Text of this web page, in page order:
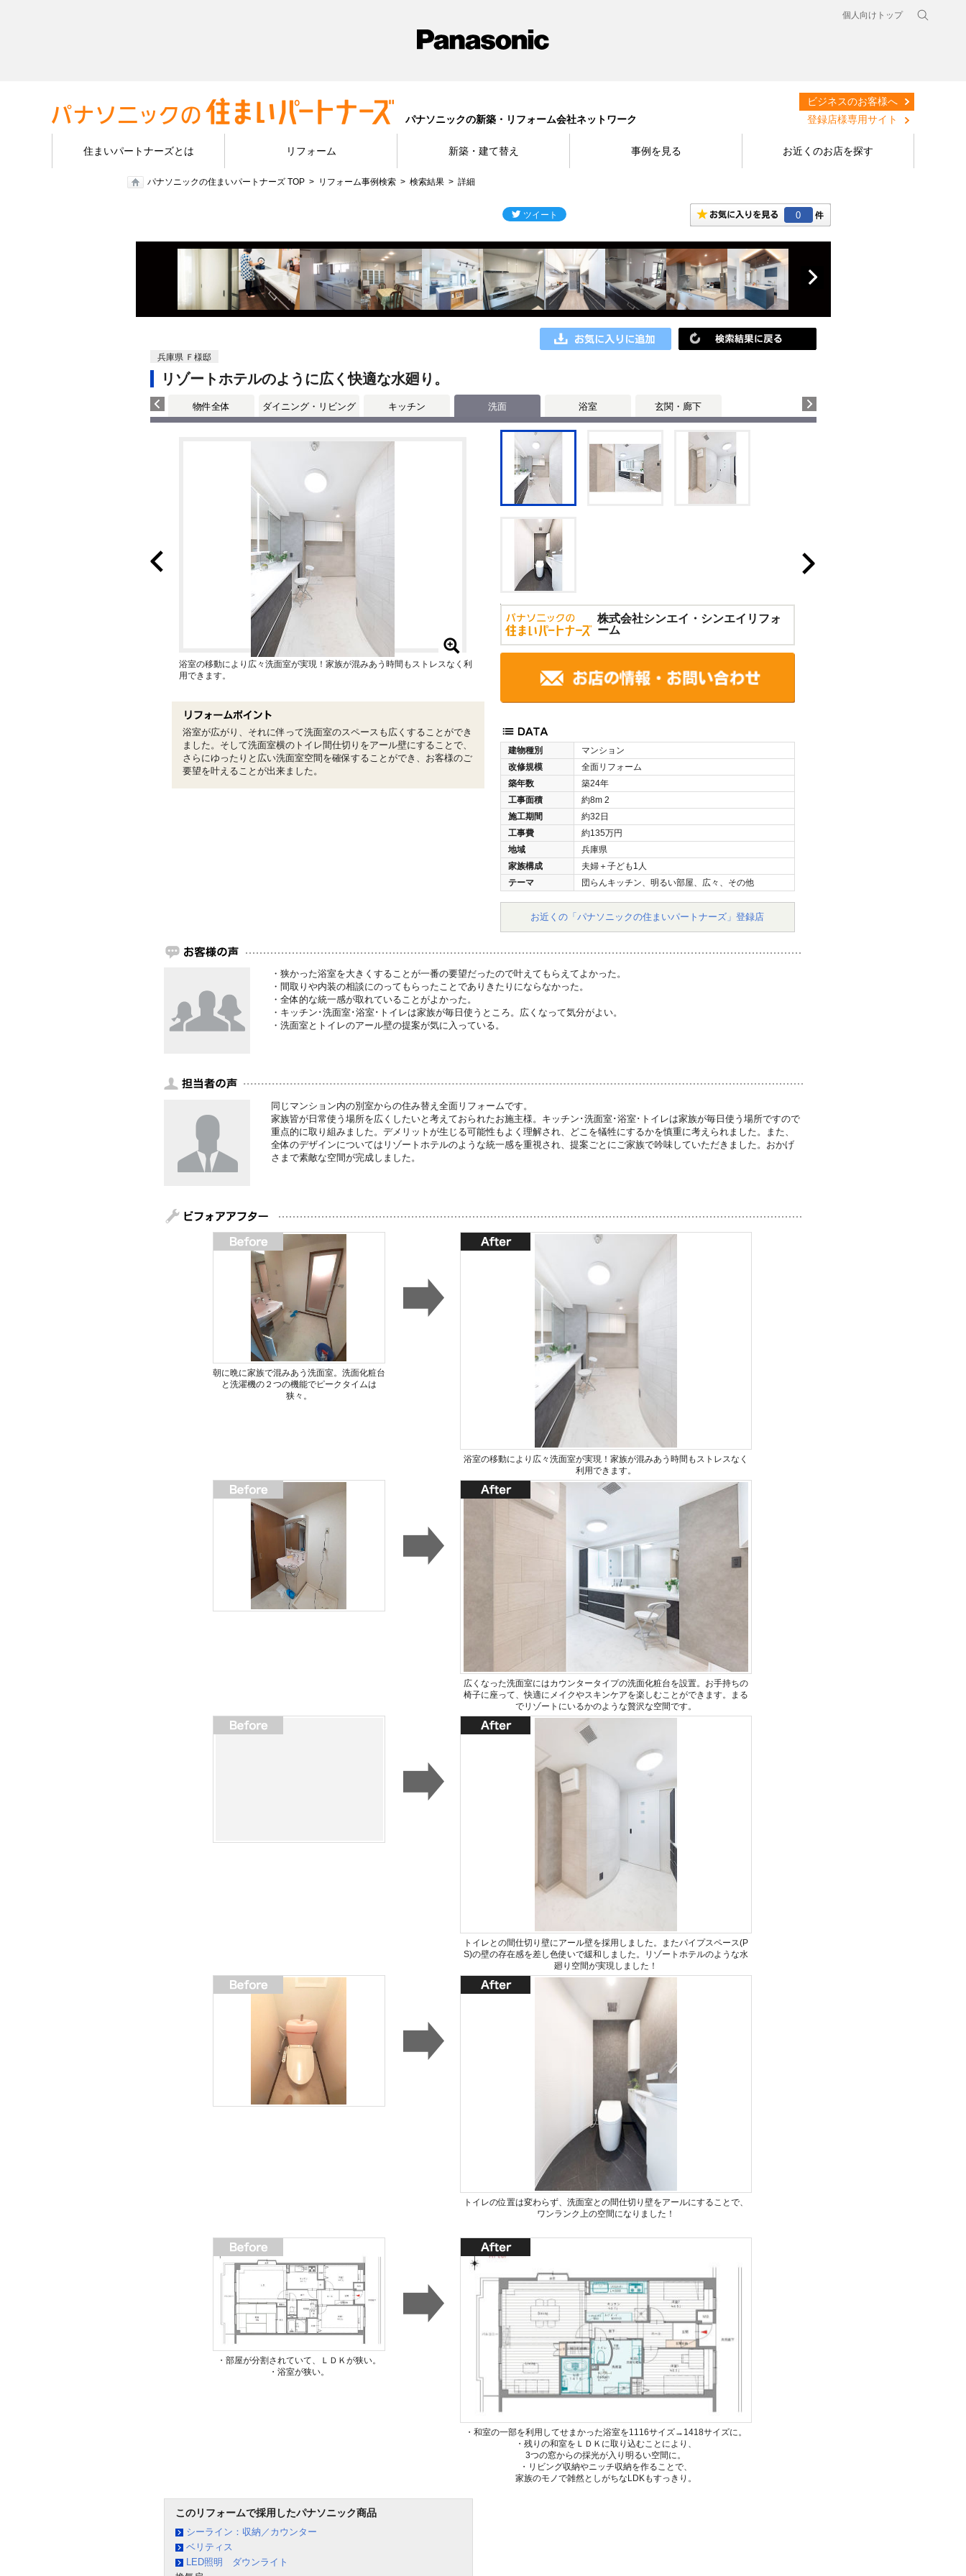
個人向けトップ
パナソニックの新築・リフォーム会社ネットワーク
ビジネスのお客様へ
登録店様専用サイト
住まいパートナーズとは リフォーム 新築・建て替え 事例を見る お近くのお店を探す
パナソニックの住まいパートナーズ TOP リフォーム事例検索 検索結果 詳細
0
兵庫県 Ｆ様邸
リゾートホテルのように広く快適な水廻り。
物件全体 ダイニング・リビング キッチン 洗面 浴室 玄関・廊下
株式会社シンエイ・シンエイリフォ
ーム
建物種別
マンション
改修規模
全面リフォーム
築年数
築24年
工事面積
約8m 2
施工期間
約32日
工事費
約135万円
地域
兵庫県
家族構成
夫婦＋子ども1人
テーマ
団らんキッチン、明るい部屋、広々、その他
お近くの「パナソニックの住まいパートナーズ」登録店
浴室の移動により広々洗面室が実現！家族が混みあう時間もストレスなく利
用できます。
浴室が広がり、それに伴って洗面室のスペースも広くすることができ
ました。そして洗面室横のトイレ間仕切りをアール壁にすることで、
さらにゆったりと広い洗面室空間を確保することができ、お客様のご
要望を叶えることが出来ました。
・狭かった浴室を大きくすることが一番の要望だったので叶えてもらえてよかった。
・間取りや内装の相談にのってもらったことでありきたりにならなかった。
・全体的な統一感が取れていることがよかった。
・キッチン･洗面室･浴室･トイレは家族が毎日使うところ。広くなって気分がよい。
・洗面室とトイレのアール壁の提案が気に入っている。
同じマンション内の別室からの住み替え全面リフォームです。
家族皆が日常使う場所を広くしたいと考えておられたお施主様。キッチン･洗面室･浴室･トイレは家族が毎日使う場所ですので
重点的に取り組みました。デメリットが生じる可能性もよく理解され、どこを犠牲にするかを慎重に考えられました。また、
全体のデザインについてはリゾートホテルのような統一感を重視され、提案ごとにご家族で吟味していただきました。おかげ
さまで素敵な空間が完成しました。
朝に晩に家族で混みあう洗面室。洗面化粧台
と洗濯機の２つの機能でピークタイムは
狭々。
浴室の移動により広々洗面室が実現！家族が混みあう時間もストレスなく
利用できます。
広くなった洗面室にはカウンタータイプの洗面化粧台を設置。お手持ちの
椅子に座って、快適にメイクやスキンケアを楽しむことができます。まる
でリゾートにいるかのような贅沢な空間です。
トイレとの間仕切り壁にアール壁を採用しました。またパイプスペース(P
S)の壁の存在感を差し色使いで緩和しました。リゾートホテルのような水
廻り空間が実現しました！
トイレの位置は変わらず、洗面室との間仕切り壁をアールにすることで、
ワンランク上の空間になりました！
・部屋が分割されていて、ＬＤＫが狭い。
・浴室が狭い。
・和室の一部を利用してせまかった浴室を1116サイズ→1418サイズに。
・残りの和室をＬＤＫに取り込むことにより、
3つの窓からの採光が入り明るい空間に。
・リビング収納やニッチ収納を作ることで、
家族のモノで雑然としがちなLDKもすっきり。
このリフォームで採用したパナソニック商品
シーライン：収納／カウンター
ベリティス
LED照明 ダウンライト